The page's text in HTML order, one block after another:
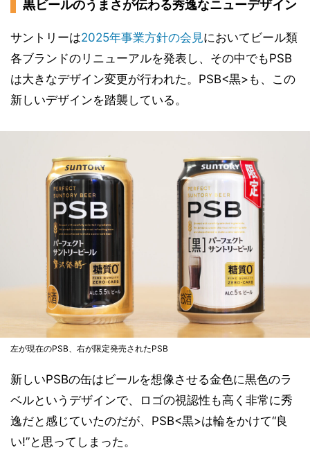
黒ビールのうまさが伝わる秀逸なニューデザイン
サントリーは2025年事業方針の会見においてビール類
各ブランドのリニューアルを発表し、その中でもPSB
は大きなデザイン変更が行われた。PSB<黒>も、この
新しいデザインを踏襲している。
左が現在のPSB、右が限定発売されたPSB
新しいPSBの缶はビールを想像させる金色に黒色のラ
ベルというデザインで、ロゴの視認性も高く非常に秀
逸だと感じていたのだが、PSB<黒>は輪をかけて“良
い!”と思ってしまった。